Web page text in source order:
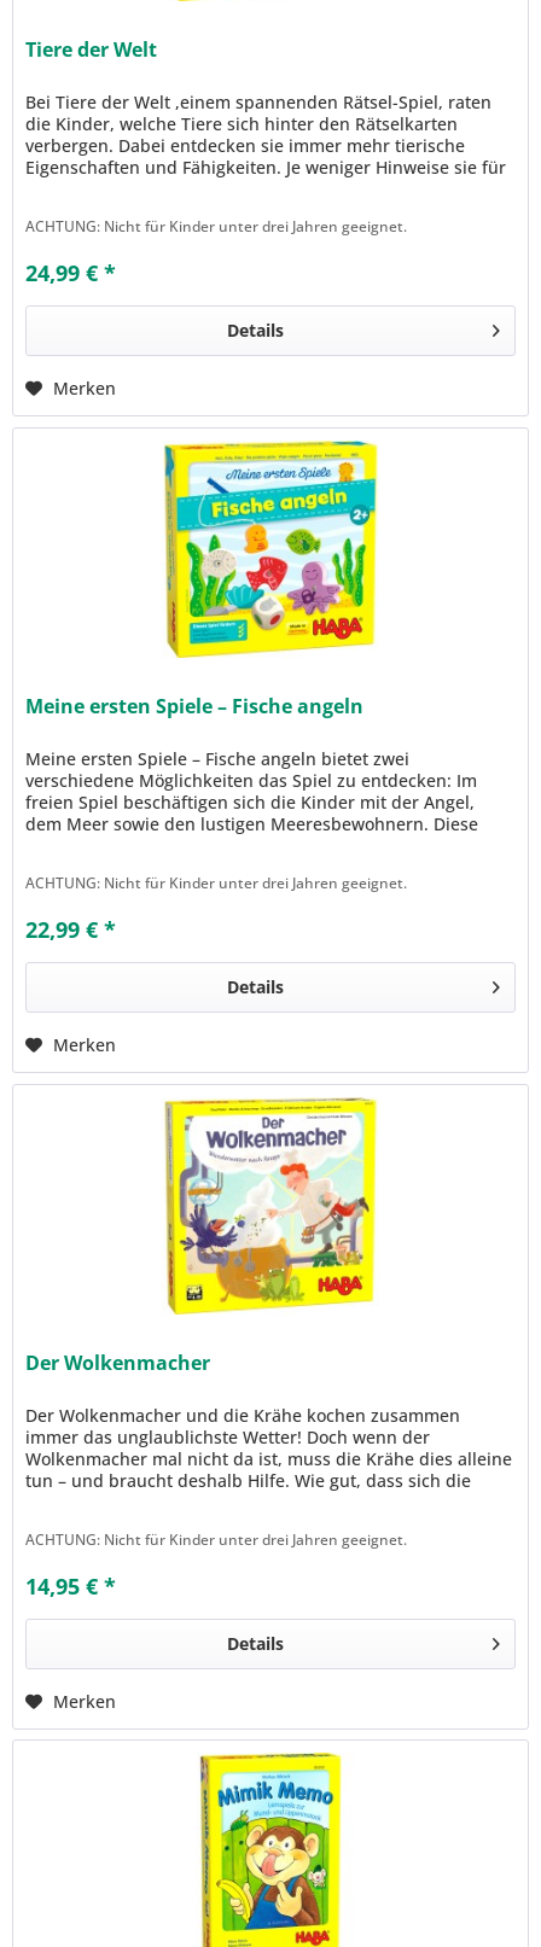
Tiere der Welt
Bei Tiere der Welt ,einem spannenden Rätsel-Spiel, raten
die Kinder, welche Tiere sich hinter den Rätselkarten
verbergen. Dabei entdecken sie immer mehr tierische
Eigenschaften und Fähigkeiten. Je weniger Hinweise sie für
ACHTUNG: Nicht für Kinder unter drei Jahren geeignet.
24,99 € *
Details
Merken
Meine ersten Spiele – Fische angeln
Meine ersten Spiele – Fische angeln bietet zwei
verschiedene Möglichkeiten das Spiel zu entdecken: Im
freien Spiel beschäftigen sich die Kinder mit der Angel,
dem Meer sowie den lustigen Meeresbewohnern. Diese
ACHTUNG: Nicht für Kinder unter drei Jahren geeignet.
22,99 € *
Details
Merken
Der Wolkenmacher
Der Wolkenmacher und die Krähe kochen zusammen
immer das unglaublichste Wetter! Doch wenn der
Wolkenmacher mal nicht da ist, muss die Krähe dies alleine
tun – und braucht deshalb Hilfe. Wie gut, dass sich die
ACHTUNG: Nicht für Kinder unter drei Jahren geeignet.
14,95 € *
Details
Merken